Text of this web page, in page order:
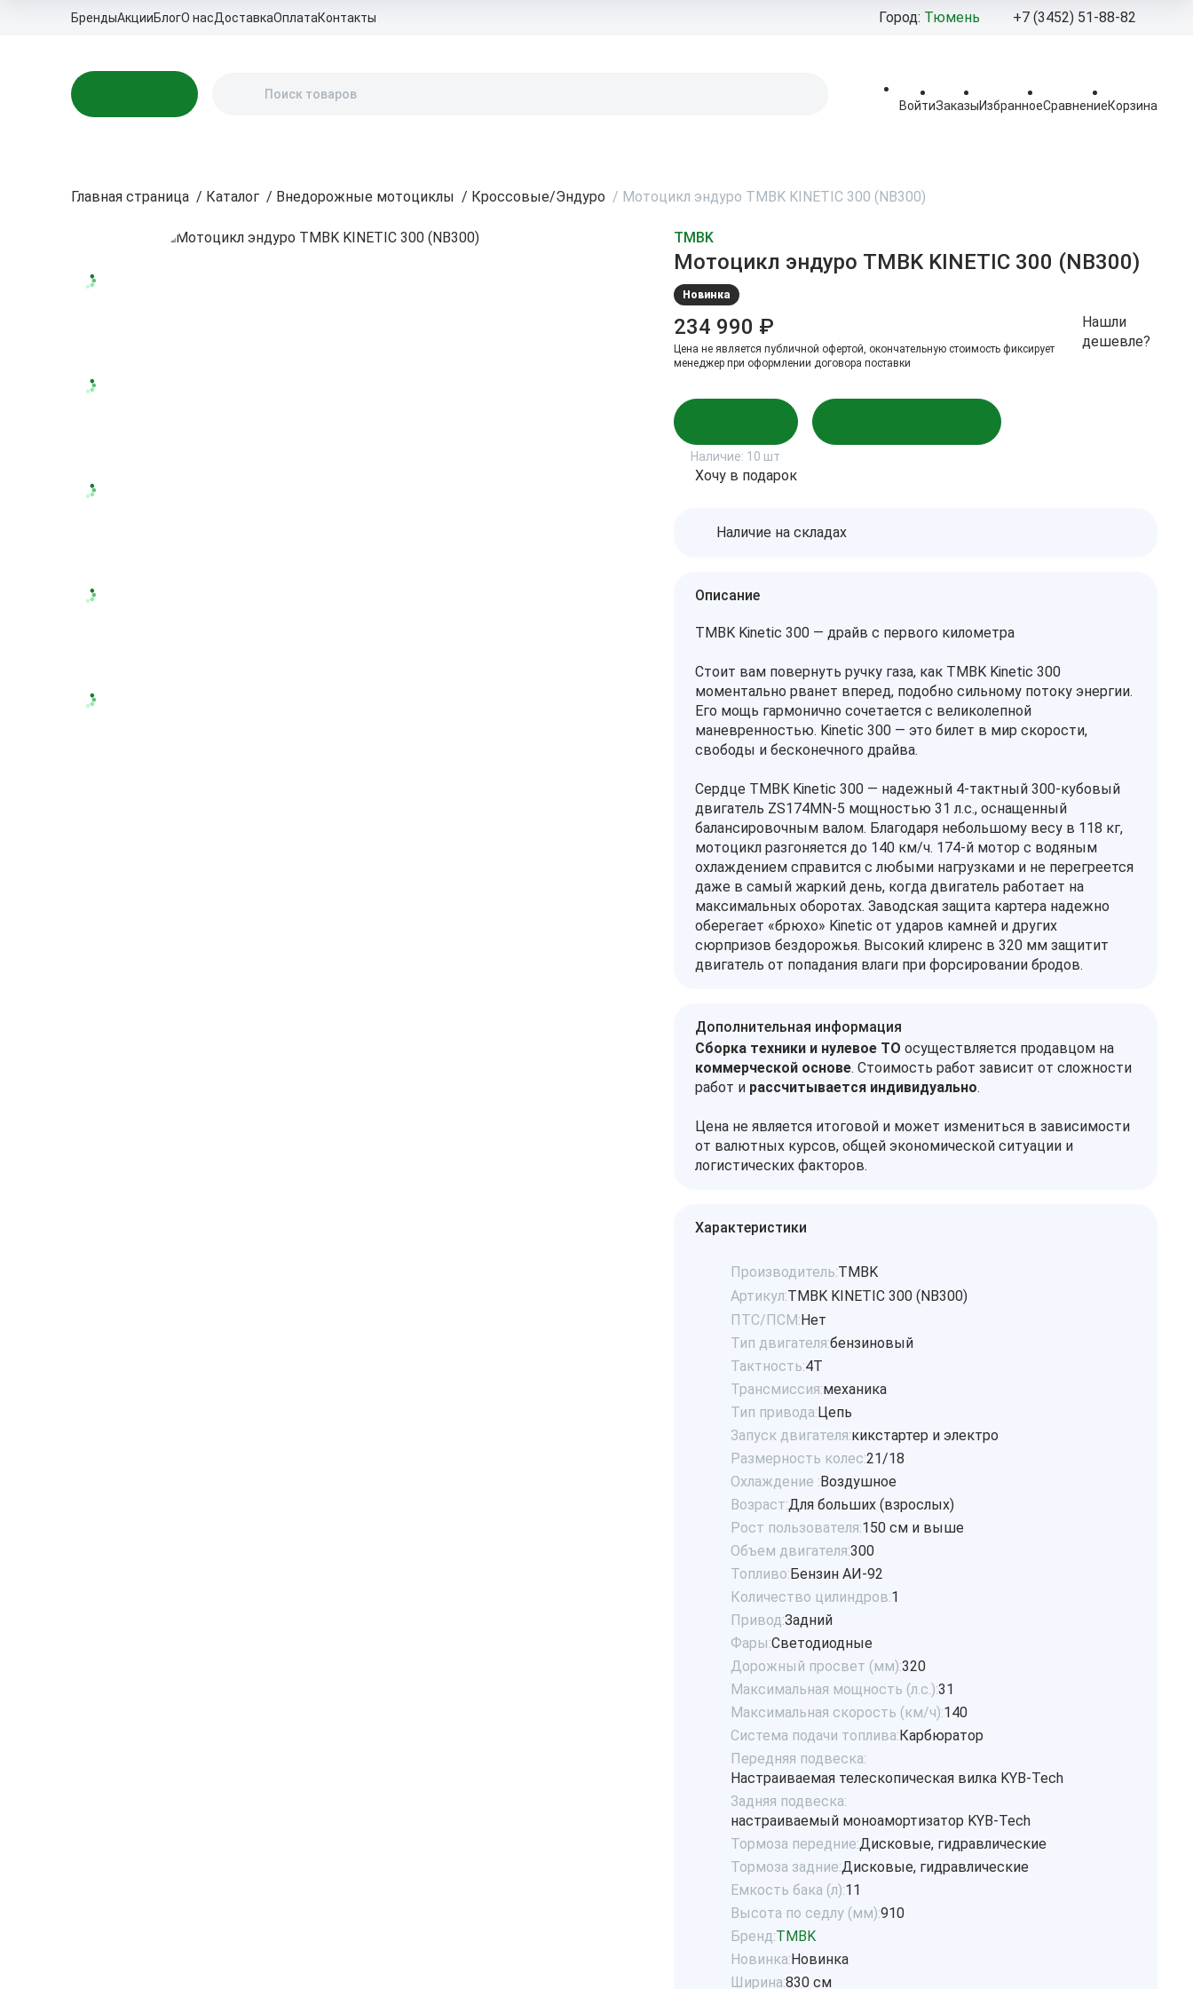
БрендыАкцииБлогО насДоставкаОплатаКонтакты Город: Тюмень +7 (3452) 51-88-82
+7 (908) 877-
стр.2.
ВойтиЗаказыИзбранноеСравнениеКорзина
Главная страница / Каталог / Внедорожные мотоциклы / Кроссовые/Эндуро / Мотоцикл эндуро TMBK KINETIC 300 (NB300)
TMBK
Мотоцикл эндуро TMBK KINETIC 300 (NB300)
Новинка
234 990 ₽
Цена не является публичной офертой, окончательную стоимоcть фиксирует
менеджер при оформлении договора поставки
Нашли
дешевле?
Наличие: 10 шт
Хочу в подарок
Наличие на складах
Описание
TMBK Kinetic 300 — драйв с первого километра
Стоит вам повернуть ручку газа, как TMBK Kinetic 300
моментально рванет вперед, подобно сильному потоку энергии.
Его мощь гармонично сочетается с великолепной
маневренностью. Kinetic 300 — это билет в мир скорости,
свободы и бесконечного драйва.
Сердце TMBK Kinetic 300 — надежный 4-тактный 300-кубовый
двигатель ZS174MN-5 мощностью 31 л.с., оснащенный
балансировочным валом. Благодаря небольшому весу в 118 кг,
мотоцикл разгоняется до 140 км/ч. 174-й мотор с водяным
охлаждением справится с любыми нагрузками и не перегреется
даже в самый жаркий день, когда двигатель работает на
максимальных оборотах. Заводская защита картера надежно
оберегает «брюхо» Kinetic от ударов камней и других
сюрпризов бездорожья. Высокий клиренс в 320 мм защитит
двигатель от попадания влаги при форсировании бродов.
Дополнительная информация
Сборка техники и нулевое ТО осуществляется продавцом на
коммерческой основе. Стоимость работ зависит от сложности
работ и рассчитывается индивидуально.
Цена не является итоговой и может измениться в зависимости
от валютных курсов, общей экономической ситуации и
логистических факторов.
Характеристики
Производитель:TMBK
Артикул:TMBK KINETIC 300 (NB300)
ПТС/ПСМ:Нет
Тип двигателя:бензиновый
Тактность:4Т
Трансмиссия:механика
Тип привода:Цепь
Запуск двигателя:кикстартер и электро
Размерность колес:21/18
Охлаждение :Воздушное
Возраст:Для больших (взрослых)
Рост пользователя:150 см и выше
Объем двигателя:300
Топливо:Бензин АИ-92
Количество цилиндров:1
Привод:Задний
Фары:Светодиодные
Дорожный просвет (мм):320
Максимальная мощность (л.с.):31
Максимальная скорость (км/ч):140
Система подачи топлива:Карбюратор
Передняя подвеска:
Настраиваемая телескопическая вилка KYB-Tech
Задняя подвеска:
настраиваемый моноамортизатор KYB-Tech
Тормоза передние:Дисковые, гидравлические
Тормоза задние:Дисковые, гидравлические
Емкость бака (л):11
Высота по седлу (мм):910
Бренд:TMBK
Новинка:Новинка
Ширина:830 см